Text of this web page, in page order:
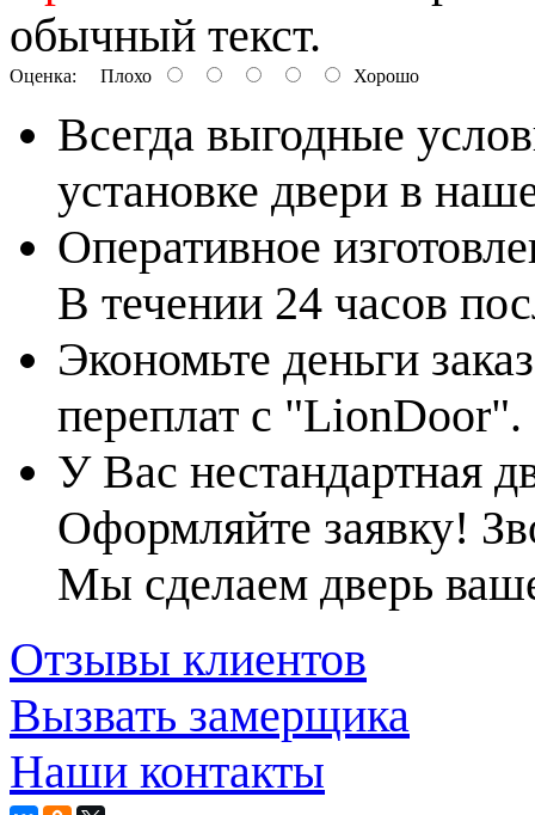
обычный текст.
Оценка: Плохо Хорошо
Всегда выгодные
установке двери в
Оперативное
В течении 24 часов
Экономьте деньги
переплат с "LionDoor".
У Вас нестандартная
Оформляйте заявку!
Мы сделаем дверь
Отзывы клиентов
Вызвать замерщика
Наши контакты